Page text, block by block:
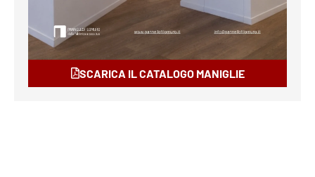
SCARICA IL CATALOGO MANIGLIE